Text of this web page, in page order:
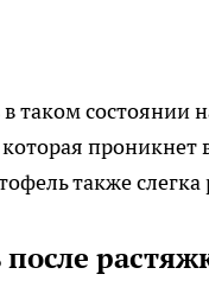
в таком
проникнет
также
после